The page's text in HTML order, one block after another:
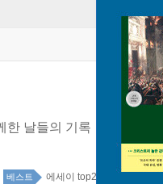
한 날들의 기록
베스트 에세이 top20 2주